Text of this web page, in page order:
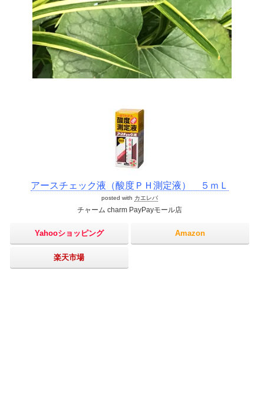
アースチェック液（酸度ＰＨ測定液） ５ｍＬ
posted with カエレバ
チャーム charm PayPayモール店
Yahooショッピング Amazon
楽天市場